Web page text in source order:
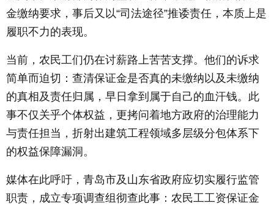
金缴纳要求，事后又以“司法途径”推诿责任，本质上是
履职不力的表现。
当前，农民工们仍在讨薪路上苦苦支撑。他们的诉求
简单而迫切：查清保证金是否真的未缴纳以及未缴纳
的真相及责任归属，早日拿到属于自己的血汗钱。此
事不仅关乎个体权益，更拷问着地方政府的治理能力
与责任担当，折射出建筑工程领域多层级分包体系下
的权益保障漏洞。
媒体在此呼吁，青岛市及山东省政府应切实履行监管
职责，成立专项调查组彻查此事：农民工工资保证金